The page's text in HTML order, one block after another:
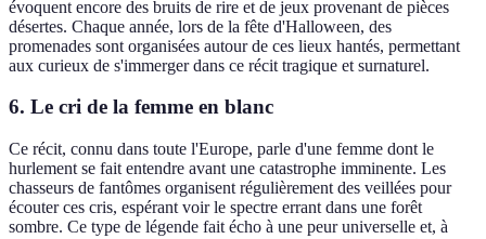
évoquent encore des bruits de rire et de jeux provenant de pièces
désertes. Chaque année, lors de la fête d'Halloween, des
promenades sont organisées autour de ces lieux hantés, permettant
aux curieux de s'immerger dans ce récit tragique et surnaturel.
6. Le cri de la femme en blanc
Ce récit, connu dans toute l'Europe, parle d'une femme dont le
hurlement se fait entendre avant une catastrophe imminente. Les
chasseurs de fantômes organisent régulièrement des veillées pour
écouter ces cris, espérant voir le spectre errant dans une forêt
sombre. Ce type de légende fait écho à une peur universelle et, à